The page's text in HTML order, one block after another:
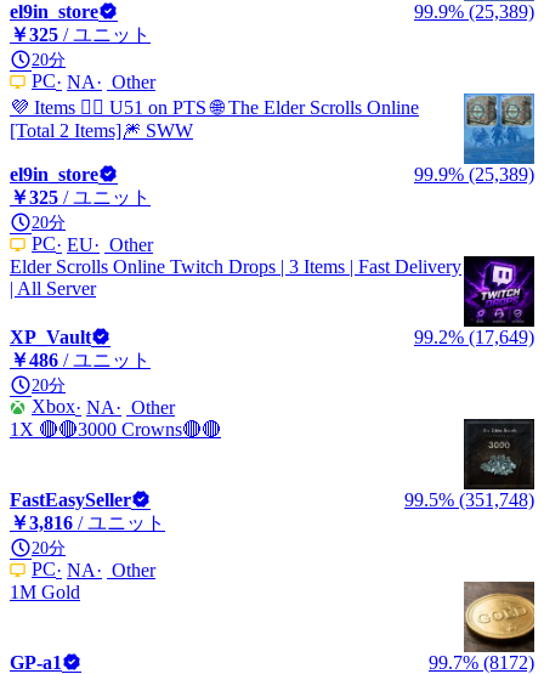
el9in_store
99.9% (25,389)
￥325 / ユニット
20分
PC NA
Other
💜 Items 🧙‍♂️ U51 on PTS 🌐 The Elder Scrolls Online
[Total 2 Items]🎆 SWW
el9in_store
99.9% (25,389)
￥325 / ユニット
20分
PC EU
Other
Elder Scrolls Online Twitch Drops | 3 Items | Fast Delivery
| All Server
XP_Vault
99.2% (17,649)
￥486 / ユニット
20分
Xbox NA
Other
1X 🔴🔴3000 Crowns🔴🔴
FastEasySeller
99.5% (351,748)
￥3,816 / ユニット
20分
PC NA
Other
1M Gold
GP-a1
99.7% (8172)